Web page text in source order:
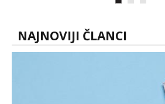
NAJNOVIJI ČLANCI